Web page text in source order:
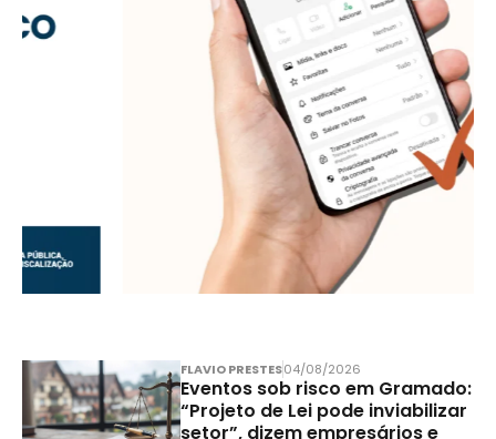
FLAVIO PRESTES04/08/2026
Eventos sob risco em Gramado:
“Projeto de Lei pode inviabilizar
setor”, dizem empresários e